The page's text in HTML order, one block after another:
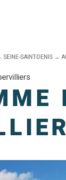
SEINE-SAINT-DENIS →